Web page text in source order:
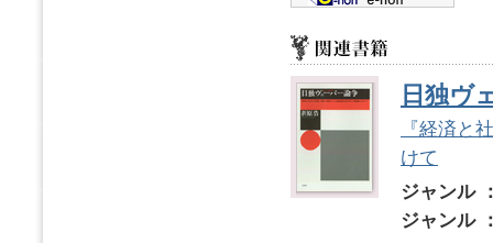
日独ヴ
『経済と
けて
ジャンル
ジャンル